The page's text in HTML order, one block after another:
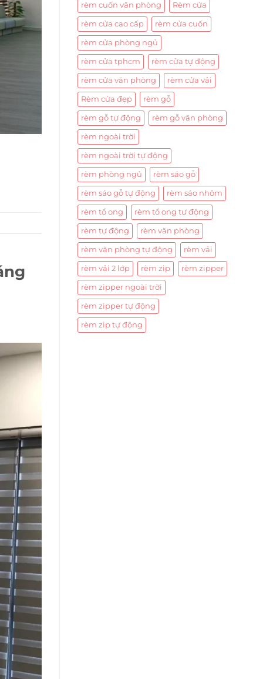
rèm cuốn văn phòng Rèm cửa
rèm cửa cao cấp rèm cửa cuốn
rèm cửa phòng ngủ
rèm cửa tphcm rèm cửa tự động
rèm cửa văn phòng rèm cửa vải
Rèm cửa đẹp rèm gỗ
rèm gỗ tự động rèm gỗ văn phòng
rèm ngoài trời
rèm ngoài trời tự động
rèm phòng ngủ rèm sáo gỗ
rèm sáo gỗ tự động rèm sáo nhôm
rèm tổ ong rèm tổ ong tự động
rèm tự động rèm văn phòng
rèm văn phòng tự động rèm vải
rèm vải 2 lớp rèm zip rèm zipper
rèm zipper ngoài trời
rèm zipper tự động
rèm zip tự động